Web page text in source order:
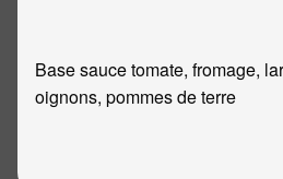
Base sauce tomate, fromage,
oignons, pommes de terre